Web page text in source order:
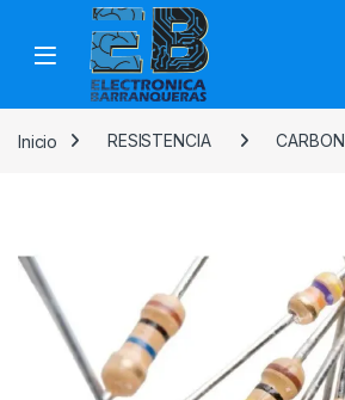
Inicio RESISTENCIA CARBON